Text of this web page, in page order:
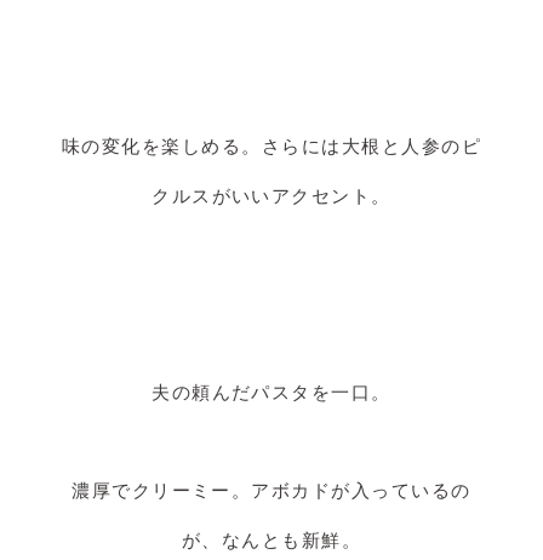
味の変化を楽しめる。さらには大根と人参のピ
クルスがいいアクセント。
夫の頼んだパスタを一口。
濃厚でクリーミー。アボカドが入っているの
が、なんとも新鮮。